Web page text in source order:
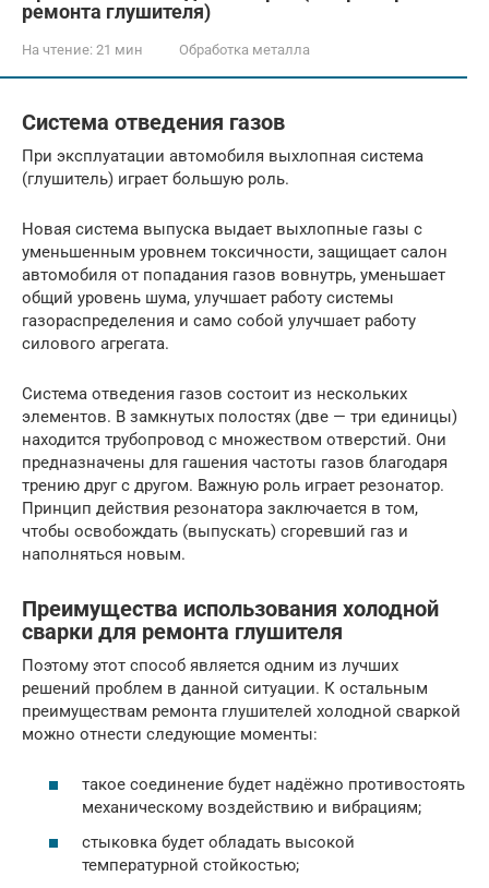
ремонта глушителя)
На чтение: 21 мин Обработка металла
Система отведения газов
При эксплуатации автомобиля выхлопная система
(глушитель) играет большую роль.
Новая система выпуска выдает выхлопные газы с
уменьшенным уровнем токсичности, защищает салон
автомобиля от попадания газов вовнутрь, уменьшает
общий уровень шума, улучшает работу системы
газораспределения и само собой улучшает работу
силового агрегата.
Система отведения газов состоит из нескольких
элементов. В замкнутых полостях (две — три единицы)
находится трубопровод с множеством отверстий. Они
предназначены для гашения частоты газов благодаря
трению друг с другом. Важную роль играет резонатор.
Принцип действия резонатора заключается в том,
чтобы освобождать (выпускать) сгоревший газ и
наполняться новым.
Преимущества использования холодной
сварки для ремонта глушителя
Поэтому этот способ является одним из лучших
решений проблем в данной ситуации. К остальным
преимуществам ремонта глушителей холодной сваркой
можно отнести следующие моменты:
такое соединение будет надёжно противостоять
механическому воздействию и вибрациям;
стыковка будет обладать высокой
температурной стойкостью;